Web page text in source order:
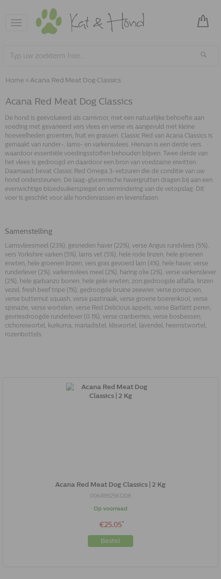
Toggle
navigation
Home » Acana Red Meat Dog Classics
Acana Red Meat Dog Classics
De hond is geëvolueerd als carnivoor, met een natuurlijke behoefte aan
voeding met gevarieerd vers vlees en verse vis aangevuld met kleine
hoeveelheden groenten, fruit en grassen. Classic Red van Acana Classics is
gemaakt van runder-, lams- en varkensvlees. Hiervan is een derde vers
waardoor essentiële voedingsstoffen behouden blijven. Twee derde van
het vlees is gedroogd en daardoor een bron van voedzame eiwitten.
Daarnaast bevat Classic Red Omega 3-vetzuren die de conditie van uw
hond ondersteunen. De laag-glycemische havergrutten dragen bij aan een
evenwichtige bloedsuikerspiegel en vermindering van de vetopslag. Dit
voer is geschikt voor alle hondenrassen en levensfasen.
Samenstelling
Lamsvleesmeel (23%), gesneden haver (22%), verse Angus rundvlees (5%),
vers Yorkshire varken (5%), lams vet (5%), hele rode linzen, hele groenen
erwten, hele groenen linzen, vers gras gevoerd lam (4%), hele haver, verse
runderlever (2%), varkensvlees meel (2%), haring olie (2%), verse varkenslever
(2%), hele garbanzo bonen, hele gele erwten, zon gedroogde alfalfa, linzen
vezel, fresh beef tripe (1%), gedroogde bruine zeewier, verse pompoen,
verse butternut squash, verse pastinaak, verse groene boerenkool, verse
spinazie, verse wortelen, verse Red Delicious appels, verse Bartlett peren,
gevriesdroogde runderlever (0.1%), verse cranberries, verse bosbessen,
cichoreiwortel, kurkuma, mariadistel, kliswortel, lavendel, heemstwortel,
rozenbottels.
Acana Red Meat Dog Classics | 2 Kg
0064992561208
Op voorraad
€25.05*
Bestel